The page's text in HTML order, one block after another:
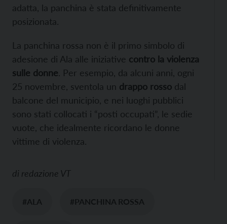
adatta, la panchina è stata definitivamente
posizionata.
La panchina rossa non è il primo simbolo di
adesione di Ala alle iniziative contro la violenza
sulle donne. Per esempio, da alcuni anni, ogni
25 novembre, sventola un drappo rosso dal
balcone del municipio, e nei luoghi pubblici
sono stati collocati i “posti occupati”, le sedie
vuote, che idealmente ricordano le donne
vittime di violenza.
di redazione VT
#ALA #PANCHINA ROSSA